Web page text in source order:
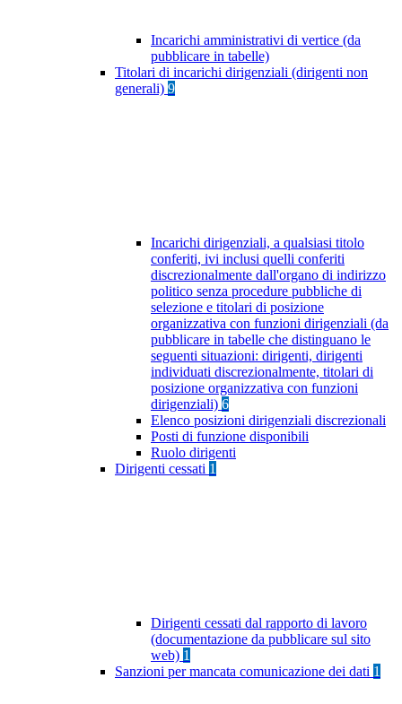
Incarichi amministrativi di vertice (da
pubblicare in tabelle)
Titolari di incarichi dirigenziali (dirigenti non
generali) 9
Incarichi dirigenziali, a qualsiasi titolo
conferiti, ivi inclusi quelli conferiti
discrezionalmente dall'organo di indirizzo
politico senza procedure pubbliche di
selezione e titolari di posizione
organizzativa con funzioni dirigenziali (da
pubblicare in tabelle che distinguano le
seguenti situazioni: dirigenti, dirigenti
individuati discrezionalmente, titolari di
posizione organizzativa con funzioni
dirigenziali) 6
Elenco posizioni dirigenziali discrezionali
Posti di funzione disponibili
Ruolo dirigenti
Dirigenti cessati 1
Dirigenti cessati dal rapporto di lavoro
(documentazione da pubblicare sul sito
web) 1
Sanzioni per mancata comunicazione dei dati 1